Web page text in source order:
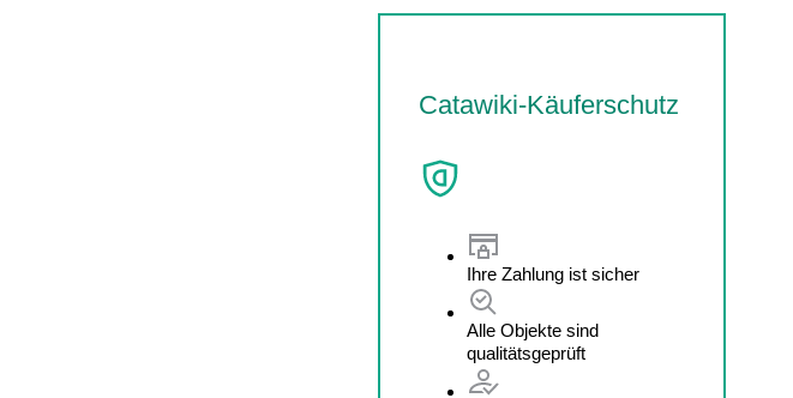
Catawiki-Käuferschutz
Ihre Zahlung ist sicher
Alle Objekte sind
qualitätsgeprüft